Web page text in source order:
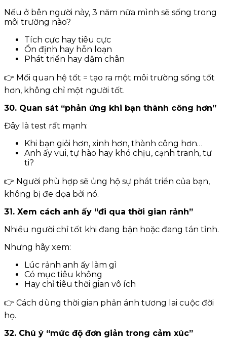
Nếu ở bên người này, 3 năm nữa mình sẽ sống trong
môi trường nào?
Tích cực hay tiêu cực
Ổn định hay hỗn loạn
Phát triển hay dậm chân
👉 Mối quan hệ tốt = tạo ra một môi trường sống tốt
hơn, không chỉ một người tốt.
30. Quan sát “phản ứng khi bạn thành công hơn”
Đây là test rất mạnh:
Khi bạn giỏi hơn, xinh hơn, thành công hơn…
Anh ấy vui, tự hào hay khó chịu, cạnh tranh, tự
ti?
👉 Người phù hợp sẽ ủng hộ sự phát triển của bạn,
không bị đe dọa bởi nó.
31. Xem cách anh ấy “đi qua thời gian rảnh”
Nhiều người chỉ tốt khi đang bận hoặc đang tán tỉnh.
Nhưng hãy xem:
Lúc rảnh anh ấy làm gì
Có mục tiêu không
Hay chỉ tiêu thời gian vô ích
👉 Cách dùng thời gian phản ánh tương lai cuộc đời
họ.
32. Chú ý “mức độ đơn giản trong cảm xúc”